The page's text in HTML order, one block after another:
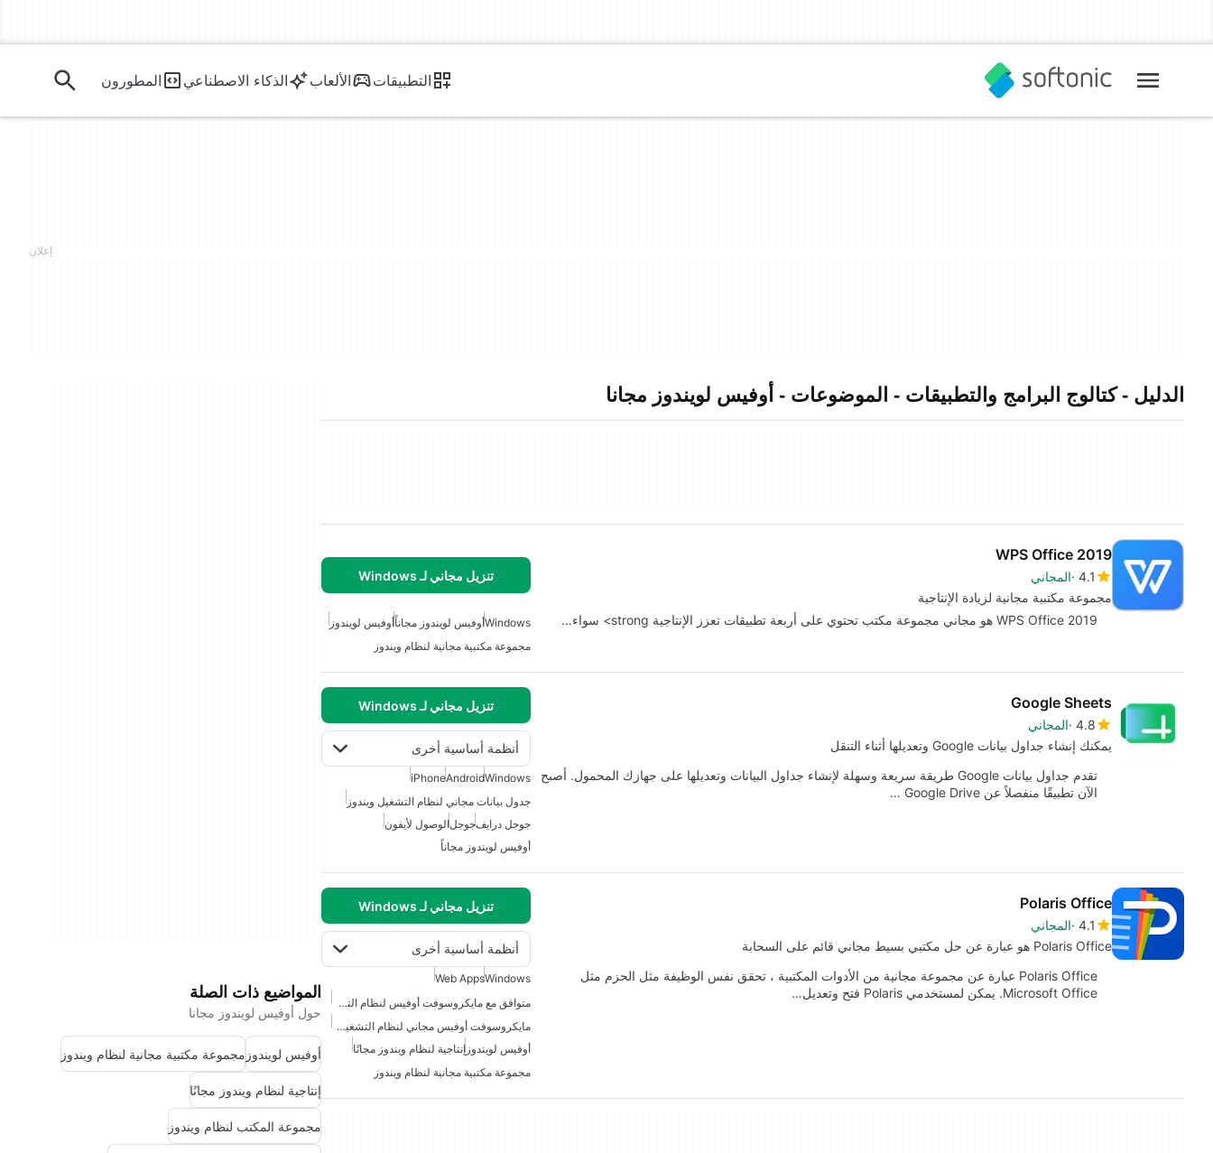
التطبيقات الألعاب الذكاء الاصطناعي المطورون
الدليل - كتالوج البرامج والتطبيقات - الموضوعات - أوفيس لويندوز مجانا
WPS Office 2019
4.1 المجاني
مجموعة مكتبية مجانية لزيادة الإنتاجية
تنزيل مجاني لـ Windows
WPS Office 2019 هو مجاني مجموعة مكتب تحتوي على أربعة تطبيقات تعزز الإنتاجية strong> سواء… Windowsأوفيس لويندوز مجاناًأوفيس لويندوز
مجموعة مكتبية مجانية لنظام ويندوز
Google Sheets
4.8 المجاني
يمكنك إنشاء جداول بيانات Google وتعديلها أثناء التنقل
تنزيل مجاني لـ Windows
أنظمة أساسية أخرى
تقدم جداول بيانات Google طريقة سريعة وسهلة لإنشاء جداول البيانات وتعديلها على جهازك المحمول. أصبح
الآن تطبيقًا منفصلاً عن Google Drive …
Windows
Android
iPhone
جدول بيانات مجاني لنظام التشغيل ويندوز
جوجل درايفجوجلالوصول لأيفون
أوفيس لويندوز مجاناً
Polaris Office
4.1 المجاني
Polaris Office هو عبارة عن حل مكتبي بسيط مجاني قائم على السحابة
تنزيل مجاني لـ Windows
أنظمة أساسية أخرى
Polaris Office عبارة عن مجموعة مجانية من الأدوات المكتبية ، تحقق نفس الوظيفة مثل الحزم مثل
Microsoft Office. يمكن لمستخدمي Polaris فتح وتعديل…
Windows
Web Apps
متوافق مع مايكروسوفت أوفيس لنظام التشغيل ويندوز 7
مايكروسوفت أوفيس مجاني لنظام التشغيل ويندوز 7
أوفيس لويندوز إنتاجية لنظام ويندوز مجانًا
مجموعة مكتبية مجانية لنظام ويندوز
المواضيع ذات الصلة
حول أوفيس لويندوز مجانا
أوفيس لويندوز مجموعة مكتبية مجانية لنظام ويندوز
إنتاجية لنظام ويندوز مجانًا
مجموعة المكتب لنظام ويندوز